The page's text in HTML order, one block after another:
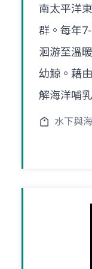
南太平洋
群。每年
洄游至溫
幼鯨。藉
解海洋哺
水下與